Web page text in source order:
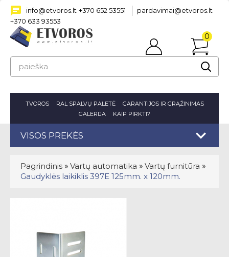
info@etvoros.lt +370 652 53551
pardavimai@etvoros.lt
+370 633 93553
Prisijungti
0
-
0.00€
TVOROS RAL SPALVŲ PALETĖ
GARANTIJOS IR GRĄŽINIMAS
GALERIJA
KAIP PIRKTI?
VISOS PREKĖS
Pagrindinis » Vartų automatika » Vartų furnitūra »
Gaudyklės laikiklis 397E 125mm. x 120mm.